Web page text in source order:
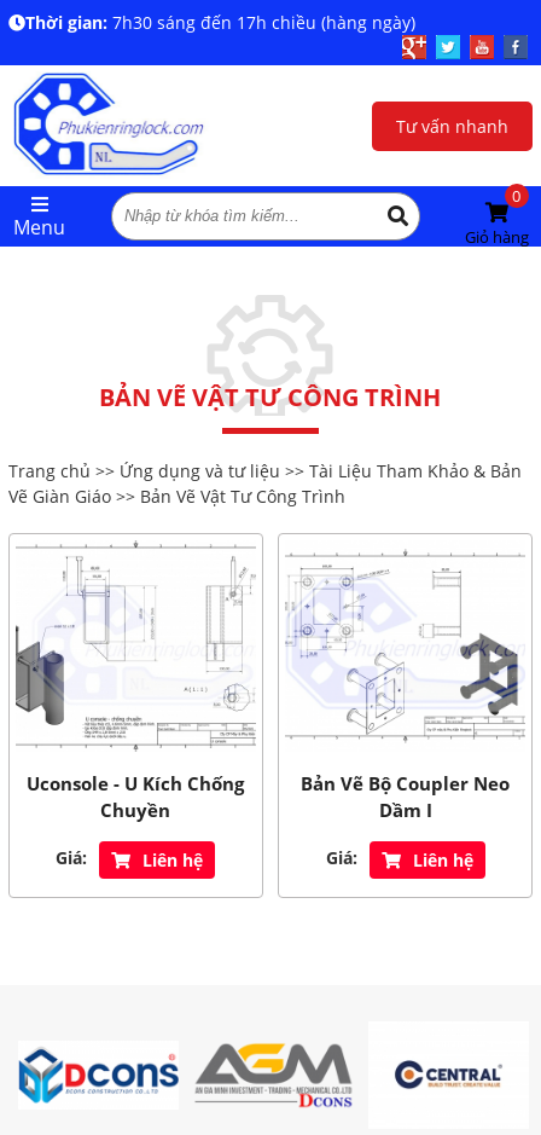
Thời gian: 7h30 sáng đến 17h chiều (hàng ngày)
Tư vấn nhanh
Menu
0
Giỏ hàng
BẢN VẼ VẬT TƯ CÔNG TRÌNH
Trang chủ >> Ứng dụng và tư liệu >> Tài Liệu Tham Khảo & Bản
Vẽ Giàn Giáo>> Bản Vẽ Vật Tư Công Trình
Uconsole - U Kích Chống
Chuyền
Giá: Liên hệ
Bản Vẽ Bộ Coupler Neo
Dầm I
Giá: Liên hệ